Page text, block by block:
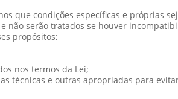
que condições específicas e próprias
não serão tratados se houver
propósitos;
nos termos da Lei;
técnicas e outras apropriadas para